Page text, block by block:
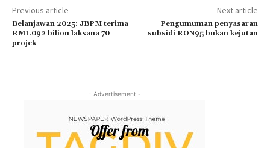
Previous article
Belanjawan 2025: JBPM terima
RM1.092 bilion laksana 70
projek
Next article
Pengumuman penyasaran
subsidi RON95 bukan kejutan
- Advertisement -